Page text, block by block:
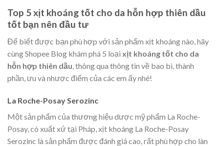
Top 5 xịt khoáng tốt cho da hỗn hợp thiên dầu
tốt bạn nên đầu tư
Để biết được bạn phù hợp với sản phẩm xịt khoáng nào, hãy
cùng Shopee Blog khám phá 5 loại xịt khoáng tốt cho da
hỗn hợp thiên dầu, thông qua thông tin về bao bì, thành
phần, ưu và nhược điểm của các em ấy nhé!
La Roche-Posay Serozinc
Một sản phẩm của thương hiệu dược mỹ phẩm ​​La Roche-
Posay, có xuất xứ tại Pháp, xịt khoáng La Roche-Posay
Serozinc là sản phẩm được đánh giá cao, rất phù hợp cho làn